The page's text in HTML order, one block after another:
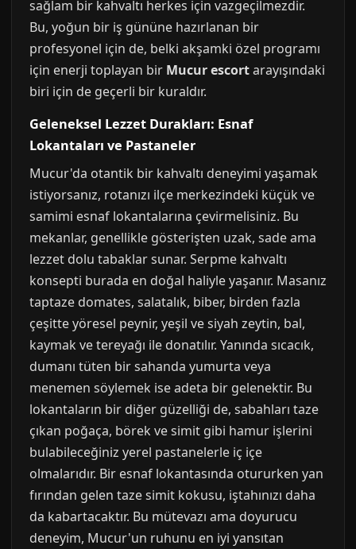
sağlam bir kahvaltı herkes için vazgeçilmezdir.
Bu, yoğun bir iş gününe hazırlanan bir
profesyonel için de, belki akşamki özel programı
için enerji toplayan bir Mucur escortarayışındaki
biri için de geçerli bir kuraldır.
Geleneksel Lezzet Durakları: Esnaf
Lokantaları ve Pastaneler
Mucur'da otantik bir kahvaltı deneyimi yaşamak
istiyorsanız, rotanızı ilçe merkezindeki küçük ve
samimi esnaf lokantalarına çevirmelisiniz. Bu
mekanlar, genellikle gösterişten uzak, sade ama
lezzet dolu tabaklar sunar. Serpme kahvaltı
konsepti burada en doğal haliyle yaşanır. Masanız
taptaze domates, salatalık, biber, birden fazla
çeşitte yöresel peynir, yeşil ve siyah zeytin, bal,
kaymak ve tereyağı ile donatılır. Yanında sıcacık,
dumanı tüten bir sahanda yumurta veya
menemen söylemek ise adeta bir gelenektir. Bu
lokantaların bir diğer güzelliği de, sabahları taze
çıkan poğaça, börek ve simit gibi hamur işlerini
bulabileceğiniz yerel pastanelerle iç içe
olmalarıdır. Bir esnaf lokantasında otururken yan
fırından gelen taze simit kokusu, iştahınızı daha
da kabartacaktır. Bu mütevazı ama doyurucu
deneyim, Mucur'un ruhunu en iyi yansıtan